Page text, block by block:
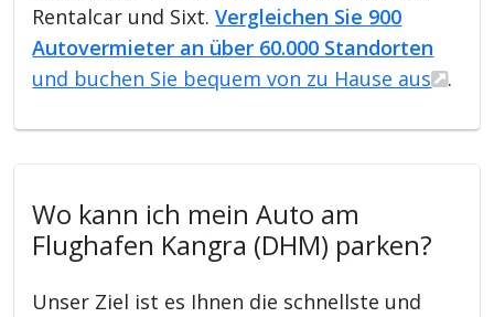
Rentalcar und Sixt.Vergleichen Sie 900
Autovermieter an über 60.000 Standorten
und buchen Sie bequem von zu Hause aus
.
Wo kann ich mein Auto am
Flughafen Kangra (DHM) parken?
Unser Ziel ist es Ihnen die schnellste und